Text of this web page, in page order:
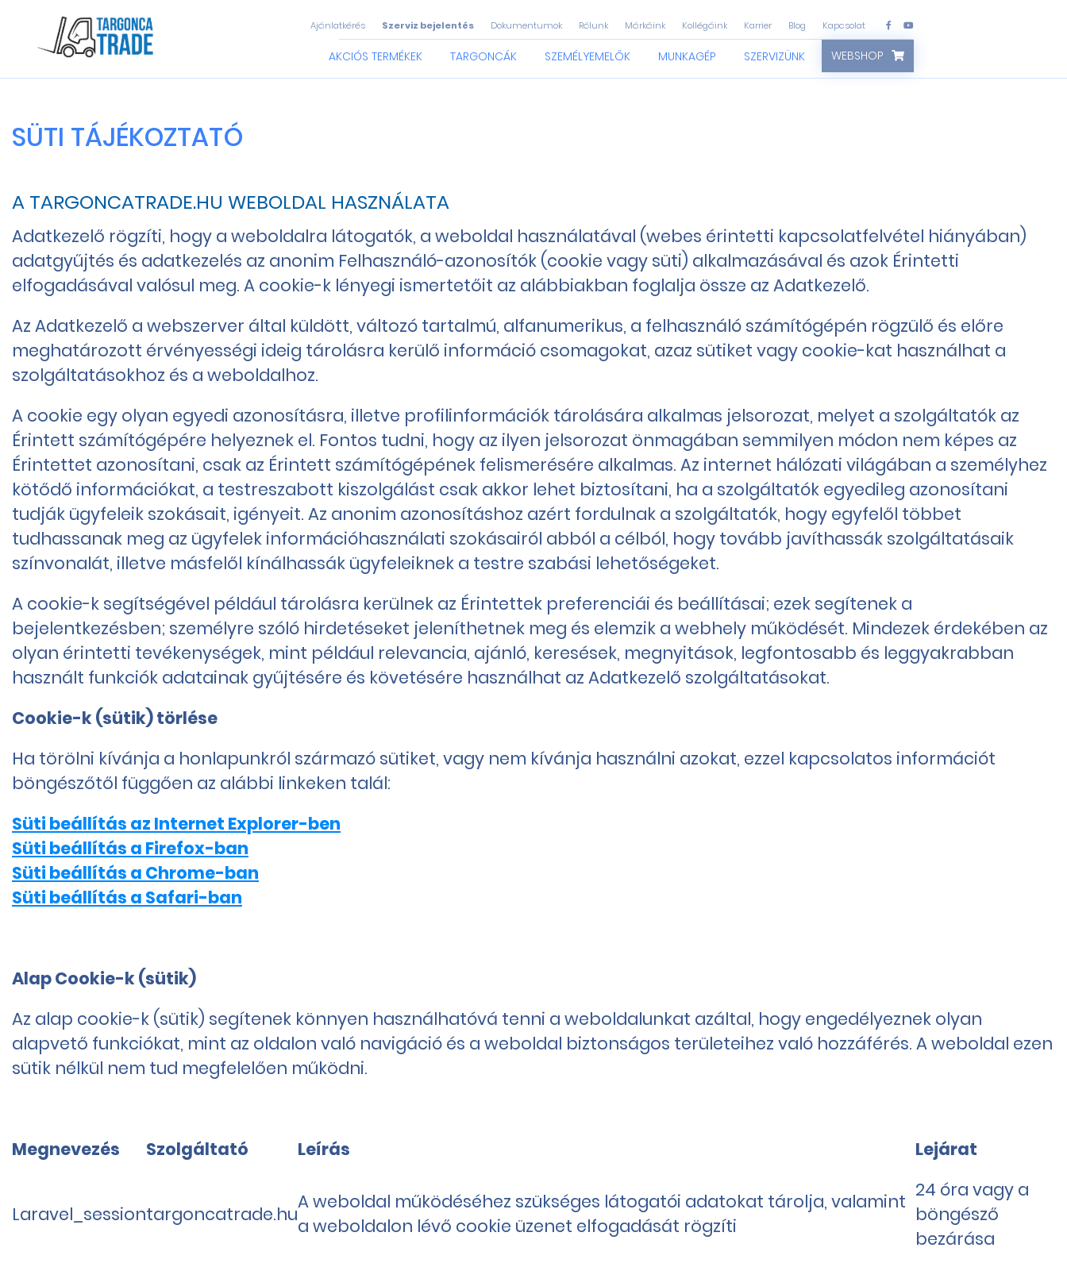
Ajánlatkérés Szerviz bejelentés Dokumentumok Rólunk Márkáink Kollégáink Karrier Blog Kapcsolat
AKCIÓS TERMÉKEK TARGONCÁK SZEMÉLYEMELŐK MUNKAGÉP SZERVIZÜNK WEBSHOP
SÜTI TÁJÉKOZTATÓ
A TARGONCATRADE.HU WEBOLDAL HASZNÁLATA
Adatkezelő rögzíti, hogy a weboldalra látogatók, a weboldal használatával (webes érintetti kapcsolatfelvétel hiányában)
adatgyűjtés és adatkezelés az anonim Felhasználó-azonosítók (cookie vagy süti) alkalmazásával és azok Érintetti
elfogadásával valósul meg. A cookie-k lényegi ismertetőit az alábbiakban foglalja össze az Adatkezelő.
Az Adatkezelő a webszerver által küldött, változó tartalmú, alfanumerikus, a felhasználó számítógépén rögzülő és előre
meghatározott érvényességi ideig tárolásra kerülő információ csomagokat, azaz sütiket vagy cookie-kat használhat a
szolgáltatásokhoz és a weboldalhoz.
A cookie egy olyan egyedi azonosításra, illetve profilinformációk tárolására alkalmas jelsorozat, melyet a szolgáltatók az
Érintett számítógépére helyeznek el. Fontos tudni, hogy az ilyen jelsorozat önmagában semmilyen módon nem képes az
Érintettet azonosítani, csak az Érintett számítógépének felismerésére alkalmas. Az internet hálózati világában a személyhez
kötődő információkat, a testreszabott kiszolgálást csak akkor lehet biztosítani, ha a szolgáltatók egyedileg azonosítani
tudják ügyfeleik szokásait, igényeit. Az anonim azonosításhoz azért fordulnak a szolgáltatók, hogy egyfelől többet
tudhassanak meg az ügyfelek információhasználati szokásairól abból a célból, hogy tovább javíthassák szolgáltatásaik
színvonalát, illetve másfelől kínálhassák ügyfeleiknek a testre szabási lehetőségeket.
A cookie-k segítségével például tárolásra kerülnek az Érintettek preferenciái és beállításai; ezek segítenek a
bejelentkezésben; személyre szóló hirdetéseket jeleníthetnek meg és elemzik a webhely működését. Mindezek érdekében az
olyan érintetti tevékenységek, mint például relevancia, ajánló, keresések, megnyitások, legfontosabb és leggyakrabban
használt funkciók adatainak gyűjtésére és követésére használhat az Adatkezelő szolgáltatásokat.
Cookie-k (sütik) törlése
Ha törölni kívánja a honlapunkról származó sütiket, vagy nem kívánja használni azokat, ezzel kapcsolatos információt
böngészőtől függően az alábbi linkeken talál:
Süti beállítás az Internet Explorer-ben
Süti beállítás a Firefox-ban
Süti beállítás a Chrome-ban
Süti beállítás a Safari-ban
Alap Cookie-k (sütik)
Az alap cookie-k (sütik) segítenek könnyen használhatóvá tenni a weboldalunkat azáltal, hogy engedélyeznek olyan
alapvető funkciókat, mint az oldalon való navigáció és a weboldal biztonságos területeihez való hozzáférés. A weboldal ezen
sütik nélkül nem tud megfelelően működni.
Megnevezés Szolgáltató Leírás Lejárat
Laravel_sessiontargoncatrade.hu
A weboldal működéséhez szükséges látogatói adatokat tárolja, valamint
a weboldalon lévő cookie üzenet elfogadását rögzíti
24 óra vagy a
böngésző
bezárása